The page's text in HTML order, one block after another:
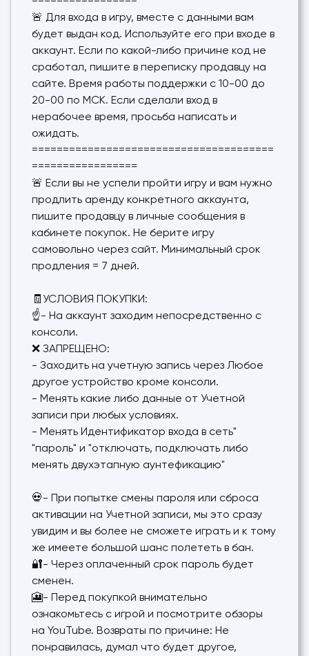
🚨 Для входа в игру, вместе с данными вам
будет выдан код. Используйте его при входе в
аккаунт. Если по какой-либо причине код не
сработал, пишите в переписку продавцу на
сайте. Время работы поддержки с 10-00 до
20-00 по МСК. Если сделали вход в
нерабочее время, просьба написать и
ожидать.
=======================================
=================
🚨 Если вы не успели пройти игру и вам нужно
продлить аренду конкретного аккаунта,
пишите продавцу в личные сообщения в
кабинете покупок. Не берите игру
самовольно через сайт. Минимальный срок
продления = 7 дней.
🧾УСЛОВИЯ ПОКУПКИ:
☝- На аккаунт заходим непосредственно с
консоли.
❌ ЗАПРЕЩЕНО:
- Заходить на учетную запись через Любое
другое устройство кроме консоли.
- Менять какие либо данные от Учетной
записи при любых условиях.
- Менять Идентификатор входа в сеть"
"пароль" и "отключать, подключать либо
менять двухэтапную аунтефикацию"
💀- При попытке смены пароля или сброса
активации на Учетной записи, мы это сразу
увидим и вы более не сможете играть и к тому
же имеете большой шанс полететь в бан.
🔐- Через оплаченный срок пароль будет
сменен.
🎦- Перед покупкой внимательно
ознакомьтесь с игрой и посмотрите обзоры
на YouTube. Возвраты по причине: Не
понравилась, думал что будет другое,